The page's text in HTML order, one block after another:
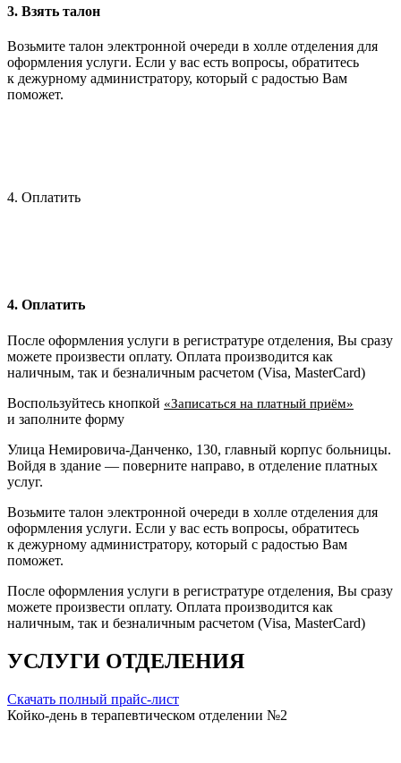
3. Взять талон
Возьмите талон электронной очереди в холле отделения для
оформления услуги. Если у вас есть вопросы, обратитесь
к дежурному администратору, который с радостью Вам
поможет.
4. Оплатить
4. Оплатить
После оформления услуги в регистратуре отделения, Вы сразу
можете произвести оплату. Оплата производится как
наличным, так и безналичным расчетом (Visa, MasterCard)
Воспользуйтесь кнопкой «Записаться на платный приём»
и заполните форму
Улица Немировича-Данченко, 130, главный корпус больницы.
Войдя в здание — поверните направо, в отделение платных
услуг.
Возьмите талон электронной очереди в холле отделения для
оформления услуги. Если у вас есть вопросы, обратитесь
к дежурному администратору, который с радостью Вам
поможет.
После оформления услуги в регистратуре отделения, Вы сразу
можете произвести оплату. Оплата производится как
наличным, так и безналичным расчетом (Visa, MasterCard)
УСЛУГИ ОТДЕЛЕНИЯ
Скачать полный прайс-лист
Койко-день в терапевтическом отделении №2